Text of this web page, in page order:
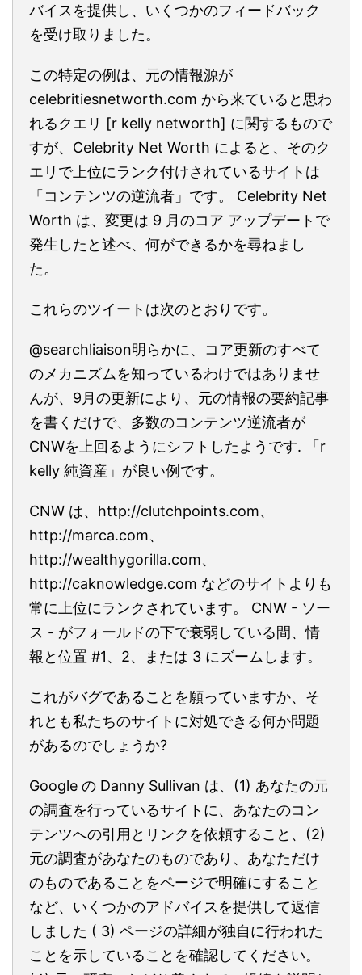
バイスを提供し、いくつかのフィードバック
を受け取りました。
この特定の例は、元の情報源が
celebritiesnetworth.com から来ていると思わ
れるクエリ [r kelly networth] に関するもので
すが、Celebrity Net Worth によると、そのク
エリで上位にランク付けされているサイトは
「コンテンツの逆流者」です。 Celebrity Net
Worth は、変更は 9 月のコア アップデートで
発生したと述べ、何ができるかを尋ねまし
た。
これらのツイートは次のとおりです。
@searchliaison明らかに、コア更新のすべて
のメカニズムを知っているわけではありませ
んが、9月の更新により、元の情報の要約記事
を書くだけで、多数のコンテンツ逆流者が
CNWを上回るようにシフトしたようです. 「r
kelly 純資産」が良い例です。
CNW は、http://clutchpoints.com、
http://marca.com、
http://wealthygorilla.com、
http://caknowledge.com などのサイトよりも
常に上位にランクされています。 CNW - ソー
ス - がフォールドの下で衰弱している間、情
報と位置 #1、2、または 3 にズームします。
これがバグであることを願っていますか、そ
れとも私たちのサイトに対処できる何か問題
があるのでしょうか?
Google の Danny Sullivan は、(1) あなたの元
の調査を行っているサイトに、あなたのコン
テンツへの引用とリンクを依頼すること、(2)
元の調査があなたのものであり、あなただけ
のものであることをページで明確にすること
など、いくつかのアドバイスを提供して返信
しました ( 3) ページの詳細が独自に行われた
ことを示していることを確認してください。